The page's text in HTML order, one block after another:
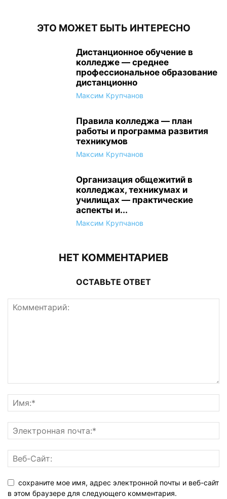
ЭТО МОЖЕТ БЫТЬ ИНТЕРЕСНО
Дистанционное обучение в
колледже — среднее
профессиональное образование
дистанционно
Максим Крупчанов
Правила колледжа — план
работы и программа развития
техникумов
Максим Крупчанов
Организация общежитий в
колледжах, техникумах и
училищах — практические
аспекты и...
Максим Крупчанов
НЕТ КОММЕНТАРИЕВ
ОСТАВЬТЕ ОТВЕТ
сохраните мое имя, адрес электронной почты и веб-сайт
в этом браузере для следующего комментария.